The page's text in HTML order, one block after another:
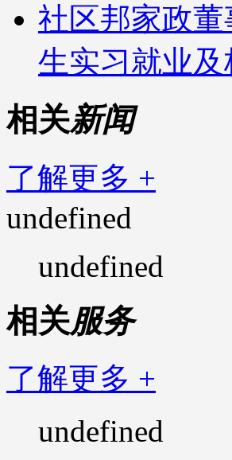
社区邦家政
生实习就业
相关新闻
了解更多 +
undefined
undefined
相关服务
了解更多 +
undefined